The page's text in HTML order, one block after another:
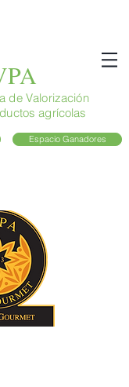
de Valorización
agrícolas
Espacio Ganadores